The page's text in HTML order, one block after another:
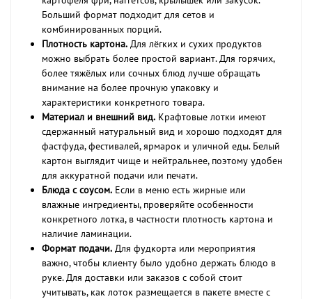
Больший формат подходит для сетов и
комбинированных порций.
Плотность картона. Для лёгких и сухих продуктов
можно выбрать более простой вариант. Для горячих,
более тяжёлых или сочных блюд лучше обращать
внимание на более прочную упаковку и
характеристики конкретного товара.
Материал и внешний вид. Крафтовые лотки имеют
сдержанный натуральный вид и хорошо подходят для
фастфуда, фестивалей, ярмарок и уличной еды. Белый
картон выглядит чище и нейтральнее, поэтому удобен
для аккуратной подачи или печати.
Блюда с соусом. Если в меню есть жирные или
влажные ингредиенты, проверяйте особенности
конкретного лотка, в частности плотность картона и
наличие ламинации.
Формат подачи. Для фудкорта или мероприятия
важно, чтобы клиенту было удобно держать блюдо в
руке. Для доставки или заказов с собой стоит
учитывать, как лоток размещается в пакете вместе с